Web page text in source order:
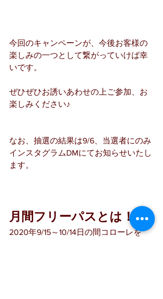
今回のキャンペーンが、今後お客様の
楽しみの一つとして繋がっていけば幸
いです。
ぜひぜひお誘いあわせの上ご参加、お
楽しみください♪
なお、抽選の結果は9/6、当選者にのみ
インスタグラムDMにてお知らせいたし
ます。
月間フリーパスとは！？
2020年9/15～10/14日の間コローレを